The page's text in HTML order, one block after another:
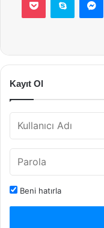
Kayıt Ol
Beni hatırla